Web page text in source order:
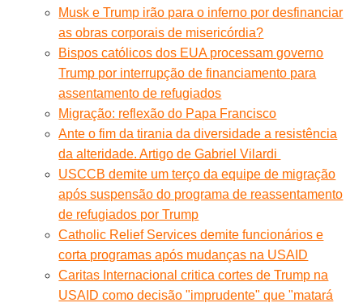
Musk e Trump irão para o inferno por desfinanciar
as obras corporais de misericórdia?
Bispos católicos dos EUA processam governo
Trump por interrupção de financiamento para
assentamento de refugiados
Migração: reflexão do Papa Francisco
Ante o fim da tirania da diversidade a resistência
da alteridade. Artigo de Gabriel Vilardi
USCCB demite um terço da equipe de migração
após suspensão do programa de reassentamento
de refugiados por Trump
Catholic Relief Services demite funcionários e
corta programas após mudanças na USAID
Caritas Internacional critica cortes de Trump na
USAID como decisão "imprudente" que "matará